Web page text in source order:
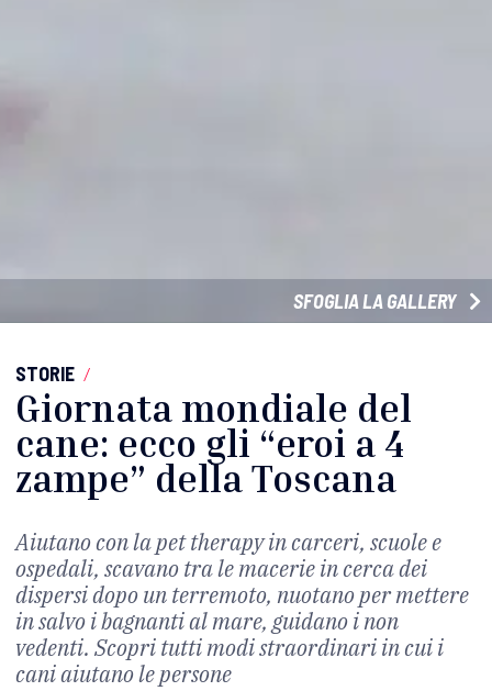
SFOGLIA LA GALLERY
STORIE /
Giornata mondiale del
cane: ecco gli “eroi a 4
zampe” della Toscana
Aiutano con la pet therapy in carceri, scuole e
ospedali, scavano tra le macerie in cerca dei
dispersi dopo un terremoto, nuotano per mettere
in salvo i bagnanti al mare, guidano i non
vedenti. Scopri tutti modi straordinari in cui i
cani aiutano le persone